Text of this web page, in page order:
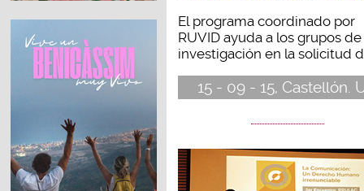
El programa coordinado por
RUVID ayuda a los grupos de
investigación en la solicitud
15 - 09 - 15, Castellón.